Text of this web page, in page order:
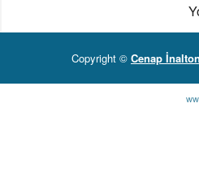
Copyright © Cenap